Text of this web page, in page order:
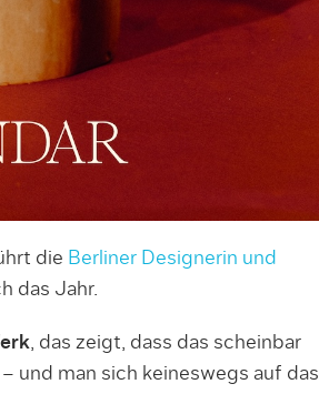
die Berliner Designerin und
das Jahr.
, das zeigt, dass das scheinbar
und man sich keineswegs auf das